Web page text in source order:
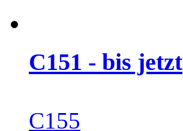
C151 - bis jetzt
C155